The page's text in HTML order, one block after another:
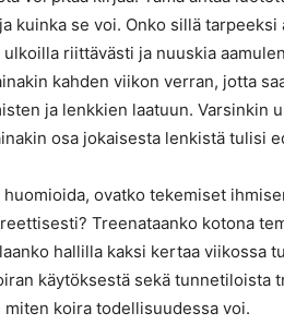
kuinka se voi. Onko sillä
ulkoilla riittävästi ja nuuskia
kahden viikon verran, jotta
ja lenkkien laatuun. Varsinkin
osa jokaisesta lenkistä tulisi
huomioida, ovatko tekemiset
Treenataanko kotona
hallilla kaksi kertaa viikossa
käytöksestä sekä tunnetiloista
miten koira todellisuudessa voi.